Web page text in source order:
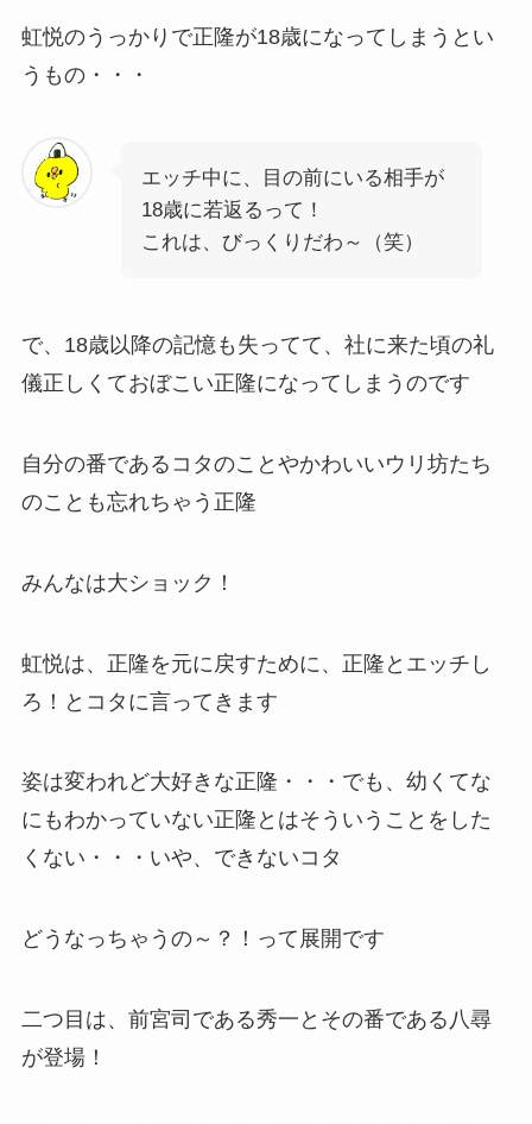
虹悦のうっかりで正隆が18歳になってしまうとい
うもの・・・
エッチ中に、目の前にいる相手が
18歳に若返るって！
これは、びっくりだわ～（笑）
で、18歳以降の記憶も失ってて、社に来た頃の礼
儀正しくておぼこい正隆になってしまうのです
自分の番であるコタのことやかわいいウリ坊たち
のことも忘れちゃう正隆
みんなは大ショック！
虹悦は、正隆を元に戻すために、正隆とエッチし
ろ！とコタに言ってきます
姿は変われど大好きな正隆・・・でも、幼くてな
にもわかっていない正隆とはそういうことをした
くない・・・いや、できないコタ
どうなっちゃうの～？！って展開です
二つ目は、前宮司である秀一とその番である八尋
が登場！